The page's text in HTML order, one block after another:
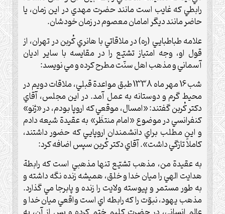
رابطي كه غايب است مانند حضرت مهدي در اين زمان، يا
حاضر مانند ديگر امامان معصوم در زمان خودشان.
علامه طباطبايي (ره) در ملاقاتي با هانري کُربن در تهران، از
قول او، وجه امتياز تشيّع را در مقايسه با ساير اديان
آسماني و مذهب اهل سنّت مطرح كرده و مي نويسد:
شب 16 مهر ماه 1338 طبق مواعدة قبلي، ملاقات دويم در
محيط گرم و دوستانه به عمل آمد. در اين مجلس، آقاي
دکتر کُربن گفتند: «امسال، موقعي که اروپا بودم، در «ژنو»
کنفرانسي در موضوع «امام منتظَر» به عقيدة شيعه دادم
و اين مطلب براي دانشمندان اروپايي که حضور داشتند،
کاملاً تازگي داشت». آقاي دکتر کُربن سپس اضافه کرد:
به عقيدة من، مذهب تشيّع تنها مذهبي است كه رابطة
هدايت الهي را ميان خدا و خلق، هميشه زنده نگه داشته و
به طور مستمر و پيوسته ولايت را زنده و پابرجا مي گذارد.
مذهب يهود، نبوّت را كه رابطه اي است واقعي ميان خدا و